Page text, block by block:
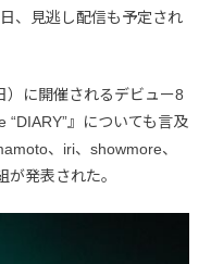
、見逃し配信も予定され
）に開催されるデビュー8
』についても言及
、iri、showmore、
発表された。